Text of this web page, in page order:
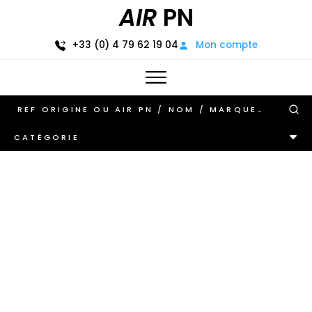
AIR PN
+33 (0) 4 79 62 19 04 Mon compte
CATÉGORIE